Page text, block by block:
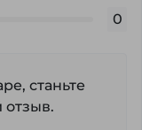
0
станьте
отзыв.